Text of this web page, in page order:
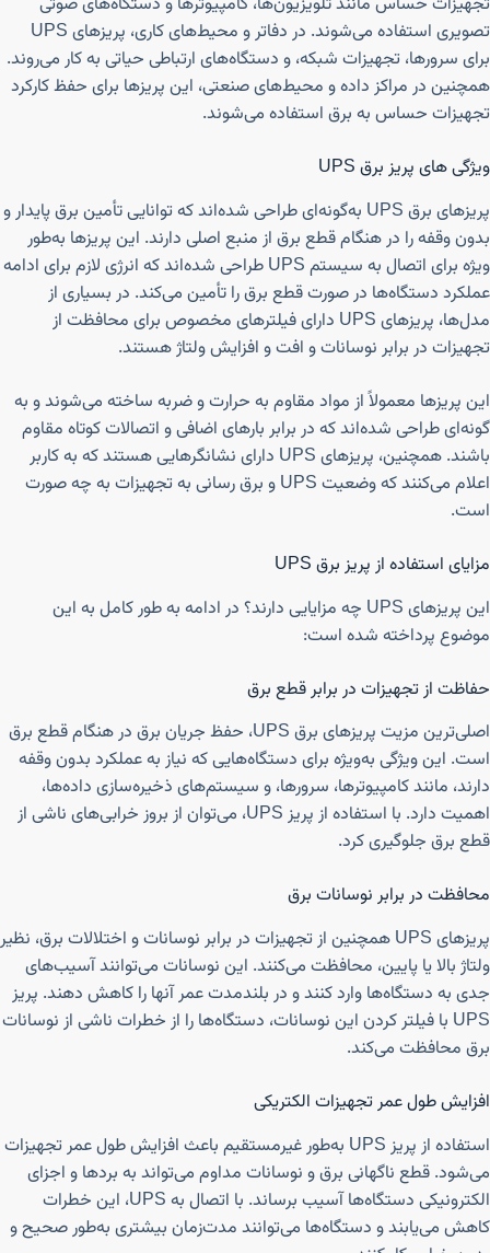
تصویری استفاده می‌شوند. در دفاتر و محیط‌های کاری، پریزهای UPS
برای سرورها، تجهیزات شبکه، و دستگاه‌های ارتباطی حیاتی به کار می‌روند.
همچنین در مراکز داده و محیط‌های صنعتی، این پریزها برای حفظ کارکرد
تجهیزات حساس به برق استفاده می‌شوند.
ویژگی های پریز برق UPS
پریزهای برق UPS به‌گونه‌ای طراحی شده‌اند که توانایی تأمین برق پایدار و
بدون وقفه را در هنگام قطع برق از منبع اصلی دارند. این پریزها به‌طور
ویژه برای اتصال به سیستم UPS طراحی شده‌اند که انرژی لازم برای ادامه
عملکرد دستگاه‌ها در صورت قطع برق را تأمین می‌کند. در بسیاری از
مدل‌ها، پریزهای UPS دارای فیلترهای مخصوص برای محافظت از
تجهیزات در برابر نوسانات و افت و افزایش ولتاژ هستند.
این پریزها معمولاً از مواد مقاوم به حرارت و ضربه ساخته می‌شوند و به
گونه‌ای طراحی شده‌اند که در برابر بارهای اضافی و اتصالات کوتاه مقاوم
باشند. همچنین، پریزهای UPS دارای نشانگرهایی هستند که به کاربر
اعلام می‌کنند که وضعیت UPS و برق رسانی به تجهیزات به چه صورت
است.
مزایای استفاده از پریز برق UPS
این پریزهای UPS چه مزایایی دارند؟ در ادامه به طور کامل به این
موضوع پرداخته شده است:
حفاظت از تجهیزات در برابر قطع برق
اصلی‌ترین مزیت پریزهای برق UPS، حفظ جریان برق در هنگام قطع برق
است. این ویژگی به‌ویژه برای دستگاه‌هایی که نیاز به عملکرد بدون وقفه
دارند، مانند کامپیوترها، سرورها، و سیستم‌های ذخیره‌سازی داده‌ها،
اهمیت دارد. با استفاده از پریز UPS، می‌توان از بروز خرابی‌های ناشی از
قطع برق جلوگیری کرد.
محافظت در برابر نوسانات برق
پریزهای UPS همچنین از تجهیزات در برابر نوسانات و اختلالات برق، نظیر
ولتاژ بالا یا پایین، محافظت می‌کنند. این نوسانات می‌توانند آسیب‌های
جدی به دستگاه‌ها وارد کنند و در بلندمدت عمر آنها را کاهش دهند. پریز
UPS با فیلتر کردن این نوسانات، دستگاه‌ها را از خطرات ناشی از نوسانات
برق محافظت می‌کند.
افزایش طول عمر تجهیزات الکتریکی
استفاده از پریز UPS به‌طور غیرمستقیم باعث افزایش طول عمر تجهیزات
می‌شود. قطع ناگهانی برق و نوسانات مداوم می‌تواند به بردها و اجزای
الکترونیکی دستگاه‌ها آسیب برساند. با اتصال به UPS، این خطرات
کاهش می‌یابند و دستگاه‌ها می‌توانند مدت‌زمان بیشتری به‌طور صحیح و